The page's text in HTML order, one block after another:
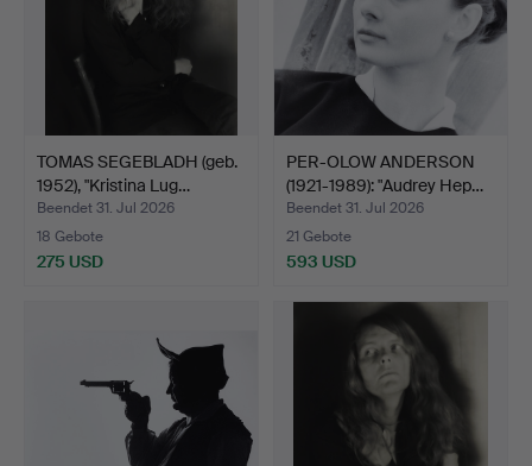
TOMAS SEGEBLADH (geb.
1952), "Kristina Lug…
Beendet 31. Jul 2026
18 Gebote
275 USD
PER-OLOW ANDERSON
(1921-1989): "Audrey Hep…
Beendet 31. Jul 2026
21 Gebote
593 USD